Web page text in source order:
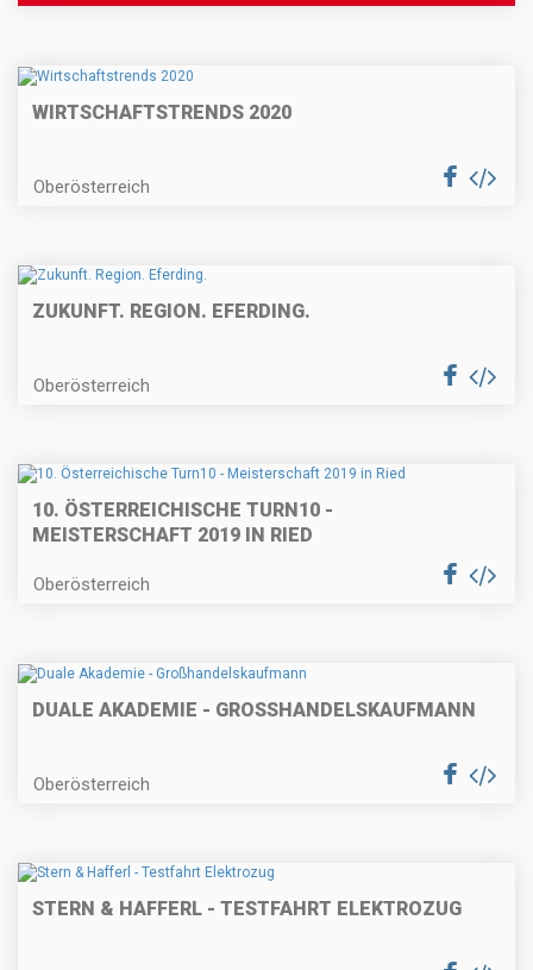
WIRTSCHAFTSTRENDS 2020
Oberösterreich
ZUKUNFT. REGION. EFERDING.
Oberösterreich
10. ÖSTERREICHISCHE TURN10 -
MEISTERSCHAFT 2019 IN RIED
Oberösterreich
DUALE AKADEMIE - GROSSHANDELSKAUFMANN
Oberösterreich
STERN & HAFFERL - TESTFAHRT ELEKTROZUG